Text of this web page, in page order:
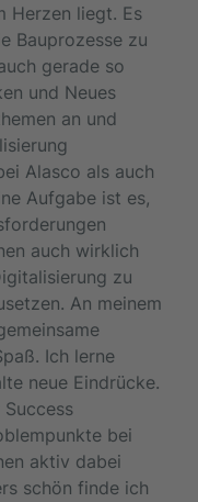
Herzen liegt. Es
Bauprozesse zu
gerade so
und Neues
an und
Alasco als auch
Aufgabe ist es,
auch wirklich
zu
An meinem
Ich lerne
neue Eindrücke.
bei
aktiv dabei
schön finde ich